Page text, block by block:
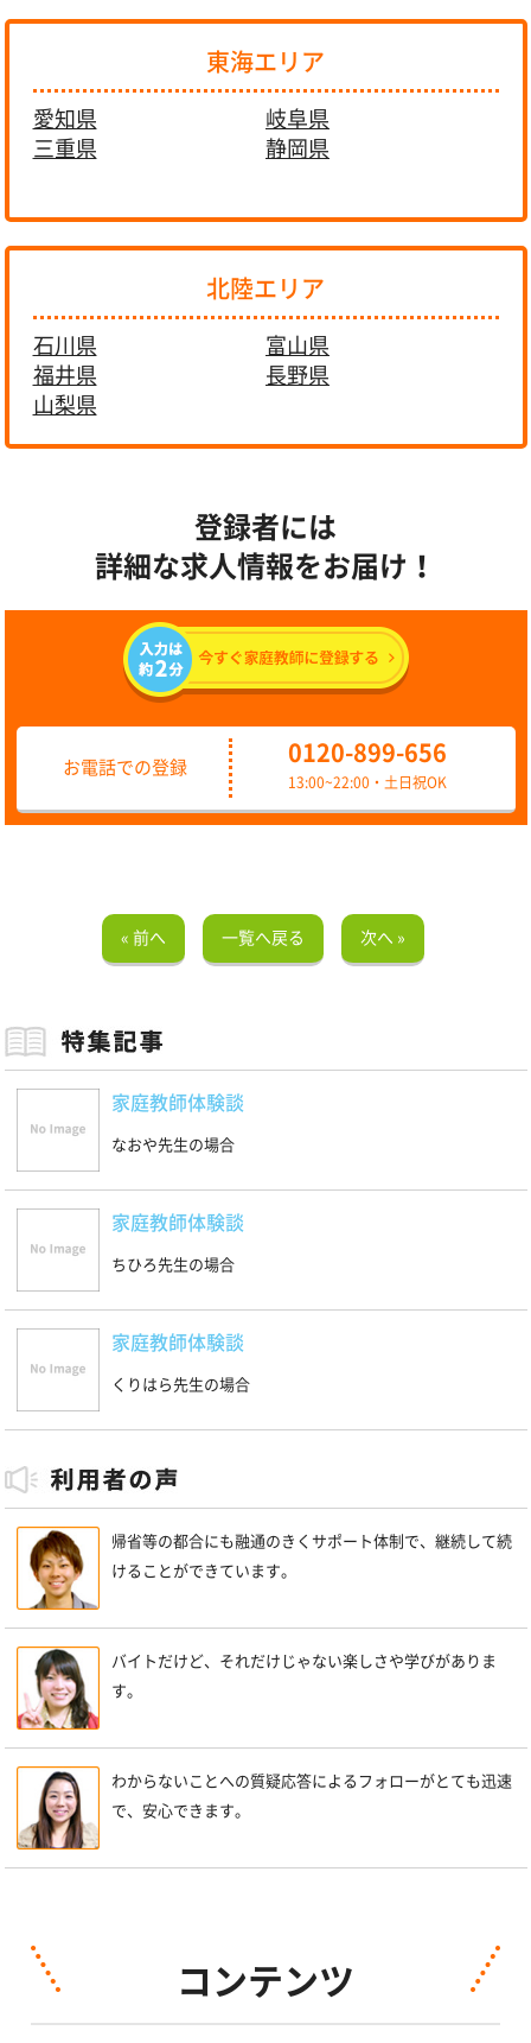
東海エリア
愛知県
岐阜県
三重県
静岡県
北陸エリア
石川県
富山県
福井県
長野県
山梨県
登録者には
詳細な求人情報をお届け！
お電話での登録
0120-899-656
13:00~22:00・土日祝OK
« 前へ 一覧へ戻る 次へ »
家庭教師体験談
なおや先生の場合
家庭教師体験談
ちひろ先生の場合
家庭教師体験談
くりはら先生の場合
帰省等の都合にも融通のきくサポート体制で、継続して続
けることができています。
バイトだけど、それだけじゃない楽しさや学びがありま
す。
わからないことへの質疑応答によるフォローがとても迅速
で、安心できます。
コンテンツ